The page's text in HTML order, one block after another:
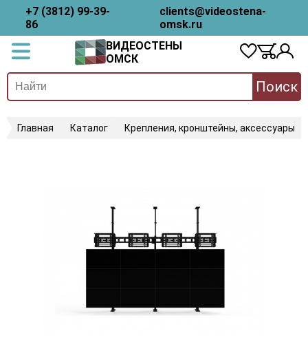
+7 (3812) 99-39-
86
clients@videostena-
omsk.ru
ВИДЕОСТЕНЫ
ОМСК
Поиск
Главная Каталог Крепления, кронштейны, аксессуары